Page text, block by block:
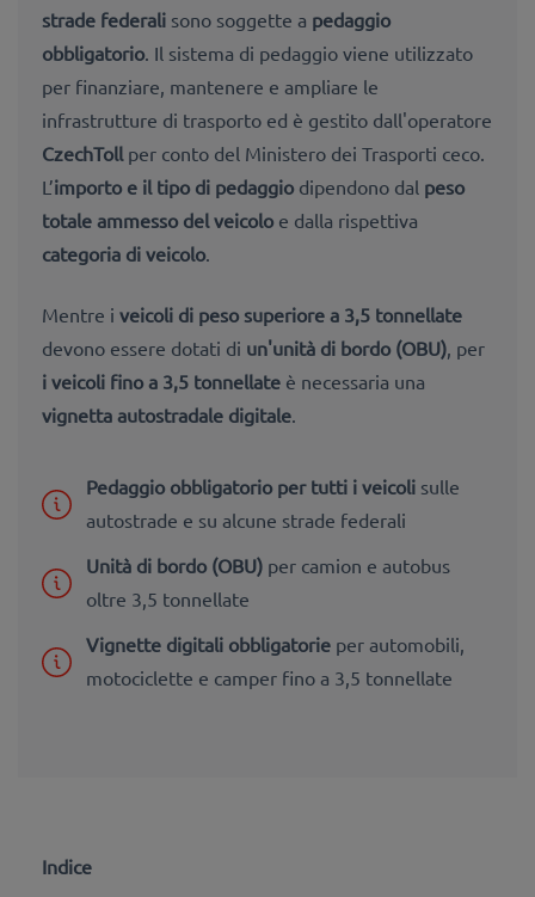
strade federali sono soggette a pedaggio
obbligatorio. Il sistema di pedaggio viene utilizzato
per finanziare, mantenere e ampliare le
infrastrutture di trasporto ed è gestito dall'operatore
CzechTollper conto del Ministero dei Trasporti ceco.
L’importo e il tipo di pedaggio dipendono dal peso
totale ammesso del veicolo e dalla rispettiva
categoria di veicolo.
Mentre i veicoli di peso superiore a 3,5 tonnellate
devono essere dotati di un'unità di bordo (OBU) , per
i veicoli fino a 3,5 tonnellate è necessaria una
vignetta autostradale digitale
Pedaggio obbligatorio per tutti i veicoli sulle
autostrade e su alcune strade federali
Unità di bordo (OBU) per camion e autobus
oltre 3,5 tonnellate
Vignette digitali obbligatorie per automobili,
motociclette e camper fino a 3,5 tonnellate
Indice